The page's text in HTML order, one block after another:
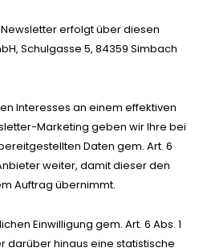
erfolgt über diesen
Schulgasse 5, 84359 Simbach
Interesses an einem effektiven
Marketing geben wir Ihre bei
Daten gem. Art. 6
weiter, damit dieser den
Auftrag übernimmt.
Einwilligung gem. Art. 6 Abs. 1
darüber hinaus eine statistische